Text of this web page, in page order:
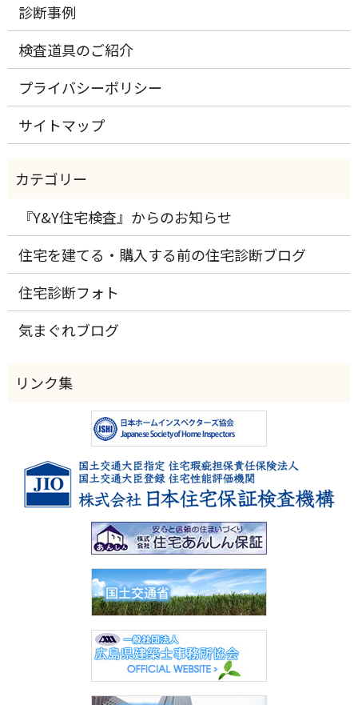
診断事例
検査道具のご紹介
プライバシーポリシー
サイトマップ
『Y&Y住宅検査』からのお知らせ
住宅を建てる・購入する前の住宅診断ブログ
住宅診断フォト
気まぐれブログ